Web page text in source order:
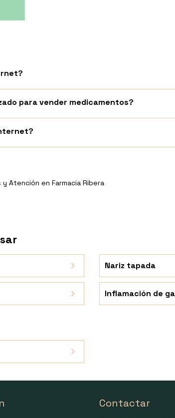
para vender medicamentos?
Atención en Farmacia Ribera
Nariz tapada
Inflamación de
Contactar